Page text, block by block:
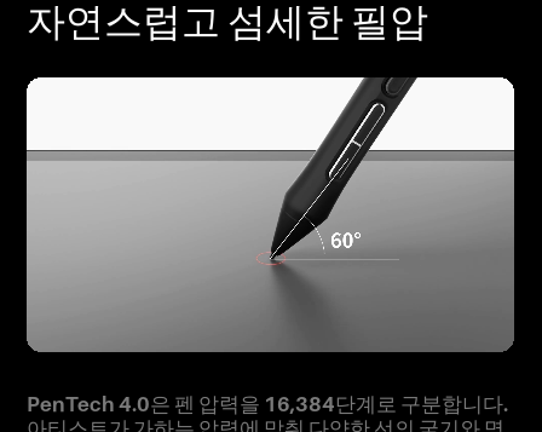
자연스럽고 섬세한 필압
PenTech 4.0은 펜 압력을 16,384단계로 구분합니다.